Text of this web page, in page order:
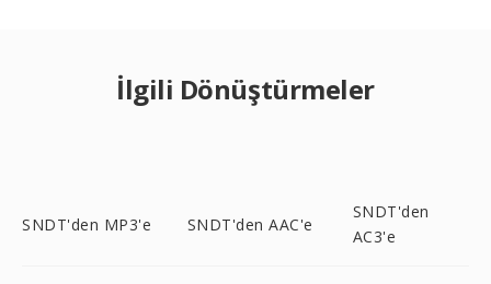
İlgili Dönüştürmeler
SNDT'den MP3'e SNDT'den AAC'e
SNDT'den
AC3'e